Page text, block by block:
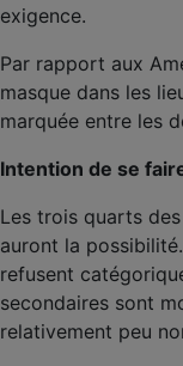
exigence.
Par rapport aux
masque dans les
marquée entre les
Intention de se
Les trois quarts
auront la
refusent
secondaires sont
relativement peu